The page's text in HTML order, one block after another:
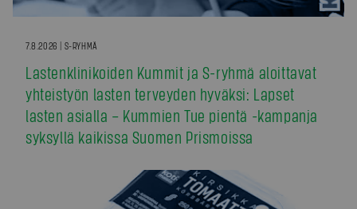
7.8.2026 | S-RYHMÄ
Lastenklinikoiden Kummit ja S-ryhmä aloittavat
yhteistyön lasten terveyden hyväksi: Lapset
lasten asialla – Kummien Tue pientä -kampanja
syksyllä kaikissa Suomen Prismoissa